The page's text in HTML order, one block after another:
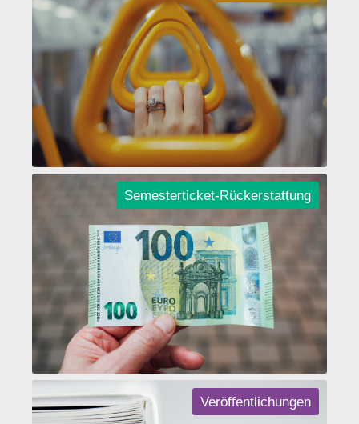
Semesterticket-Rückerstattung
Veröffentlichungen